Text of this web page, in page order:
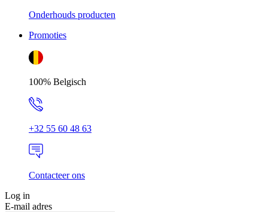
Onderhouds producten
Promoties
100% Belgisch
+32 55 60 48 63
Contacteer ons
Log in
E-mail adres